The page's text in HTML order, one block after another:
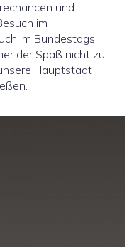
und
im
im Bundestags.
der Spaß nicht zu
Hauptstadt